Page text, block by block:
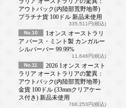
アウトバック(内陸部荒野地帯)
プラチナ貨 100ドル 新品未使用
335,511円(税込)
No.10
1オンス オーストラリ
ア パース・ミント製 カンガルー
シルバーバー 99.99%
11,646円(税込)
No.11
2026 1オンス オースト
ラリア オーストラリアの驚異：
アウトバック(内陸部荒野地帯)
金貨 100ドル (33mmクリアケー
ス付き) 新品未使用
766,253円(税込)